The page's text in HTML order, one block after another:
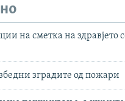
на сметка на здравјето
зградите од пожари